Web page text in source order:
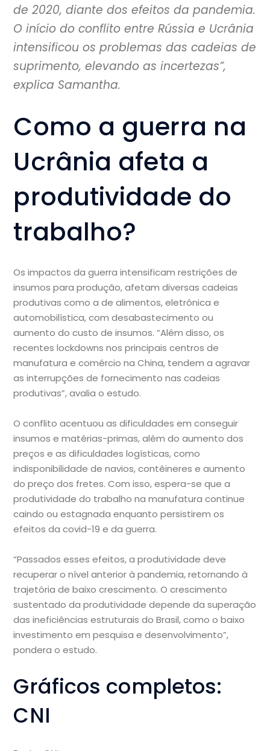
de 2020, diante dos efeitos da pandemia.
O início do conflito entre Rússia e Ucrânia
intensificou os problemas das cadeias de
suprimento, elevando as incertezas”,
explica Samantha.
Como a guerra na
Ucrânia afeta a
produtividade do
trabalho?
Os impactos da guerra intensificam restrições de
insumos para produção, afetam diversas cadeias
produtivas como a de alimentos, eletrônica e
automobilística, com desabastecimento ou
aumento do custo de insumos. “Além disso, os
recentes lockdowns nos principais centros de
manufatura e comércio na China, tendem a agravar
as interrupções de fornecimento nas cadeias
produtivas”, avalia o estudo.
O conflito acentuou as dificuldades em conseguir
insumos e matérias-primas, além do aumento dos
preços e as dificuldades logísticas, como
indisponibilidade de navios, contêineres e aumento
do preço dos fretes. Com isso, espera-se que a
produtividade do trabalho na manufatura continue
caindo ou estagnada enquanto persistirem os
efeitos da covid-19 e da guerra.
“Passados esses efeitos, a produtividade deve
recuperar o nível anterior à pandemia, retornando à
trajetória de baixo crescimento. O crescimento
sustentado da produtividade depende da superação
das ineficiências estruturais do Brasil, como o baixo
investimento em pesquisa e desenvolvimento”,
pondera o estudo.
Gráficos completos:
CNI